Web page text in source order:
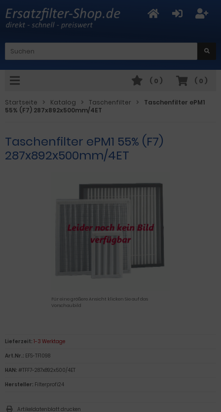
( 0 )
( 0 )
Startseite Katalog Taschenfilter
Taschenfilter ePM1
55% (F7) 287x892x500mm/4ET
Taschenfilter ePM1 55% (F7)
287x892x500mm/4ET
Für eine größere Ansicht klicken Sie auf das
Vorschaubild
Lieferzeit: 1-3 Werktage
Art.Nr.: EFS-TF1098
HAN: #TFF7-287x892x500/4ET
Hersteller: Filterprofi24
Artikeldatenblatt drucken